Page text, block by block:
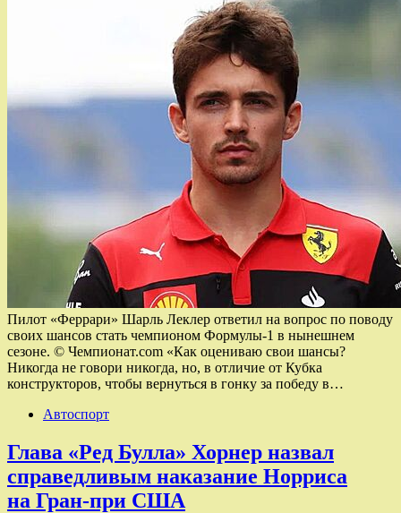
Пилот «Феррари» Шарль Леклер ответил на вопрос по поводу
своих шансов стать чемпионом Формулы-1 в нынешнем
сезоне. © Чемпионат.com «Как оцениваю свои шансы?
Никогда не говори никогда, но, в отличие от Кубка
конструкторов, чтобы вернуться в гонку за победу в…
Автоспорт
Глава «Ред Булла» Хорнер назвал
справедливым наказание Норриса
на Гран‑при США